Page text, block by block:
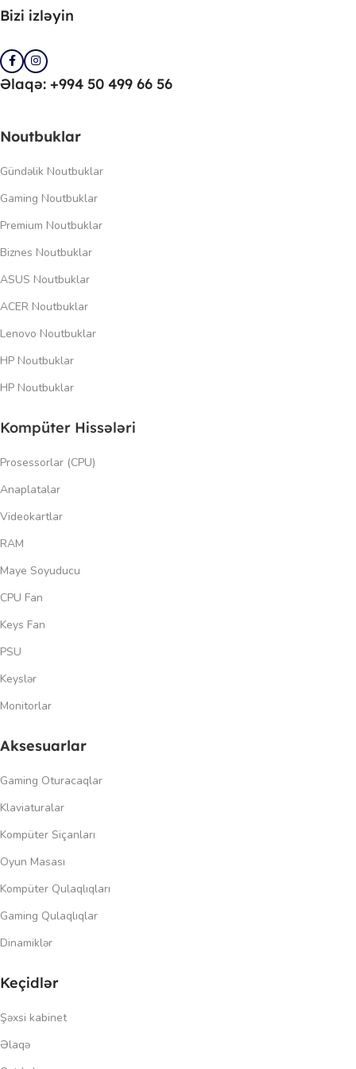
Bizi izləyin
Əlaqə: +994 50 499 66 56
Noutbuklar
Gündəlik Noutbuklar
Gaming Noutbuklar
Premium Noutbuklar
Biznes Noutbuklar
ASUS Noutbuklar
ACER Noutbuklar
Lenovo Noutbuklar
HP Noutbuklar
HP Noutbuklar
Kompüter Hissələri
Prosessorlar (CPU)
Anaplatalar
Videokartlar
RAM
Maye Soyuducu
CPU Fan
Keys Fan
PSU
Keyslər
Monitorlar
Aksesuarlar
Gaming Oturacaqlar
Klaviaturalar
Kompüter Siçanları
Oyun Masası
Kompüter Qulaqlıqları
Gaming Qulaqlıqlar
Dinamiklər
Keçidlər
Şəxsi kabinet
Əlaqə